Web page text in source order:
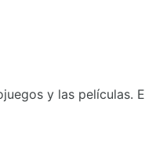
y las películas.